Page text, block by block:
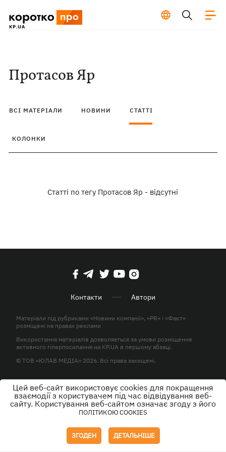
Протасов Яр
ВСІ МАТЕРІАЛИ НОВИНИ СТАТТІ
КОЛОНКИ
Статті по тегу Протасов Яр - відсутні
Контакти Автори
Матеріали під рубриками «Новини компанії», «PR» і «Факт»
розміщені на правах реклами
Використання матеріалів дозволяється за умови розміщення
активного гіперпосилання на KP.UA в першому абзаці.
© ТОВ «ЮЛАВ МЕДІА» 2026. Всі права захищені.
Дизайн
Цей веб-сайт використовує cookies для покращення
взаємодії з користувачем під час відвідування веб-
сайту. Користування веб-сайтом означає згоду з його
ПОЛІТИКОЮ COOKIES
ЗГОДЕН ДЕТАЛЬНІШЕ